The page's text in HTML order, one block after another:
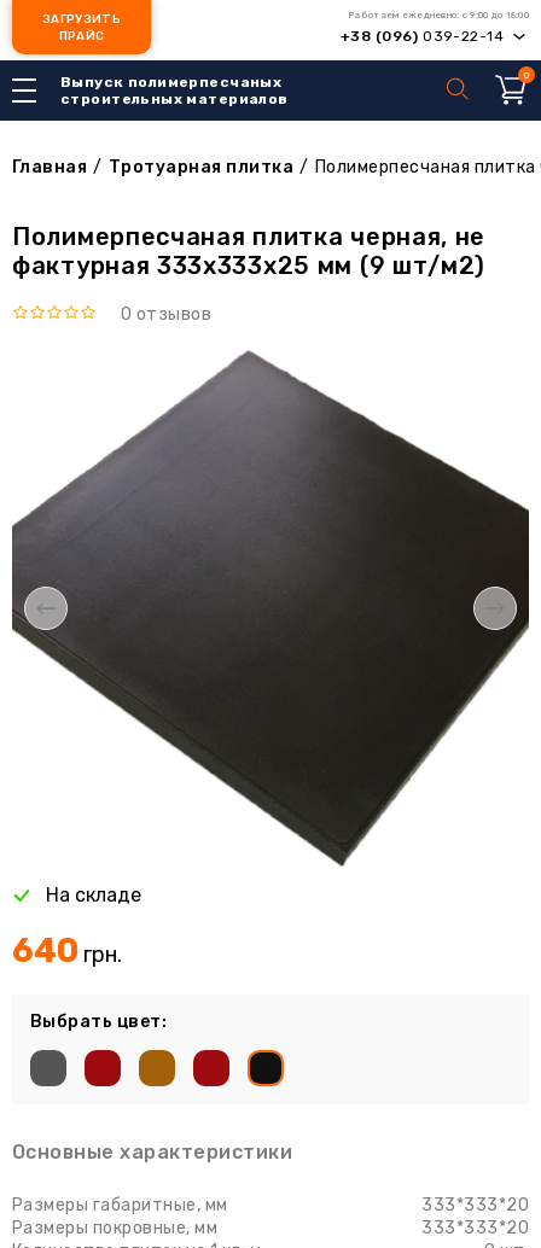
ЗАГРУЗИТЬ
ПРАЙС
Работаем ежедневно: с 9:00 до 18:00
+38 (096) 039-22-14
Выпуск полимерпесчаных
строительных материалов
0
Главная / Тротуарная плитка / Полимерпесчаная
Полимерпесчаная плитка черная, не
фактурная 333х333х25 мм (9 шт/м2)
0 отзывов
На складе
640 грн.
Выбрать цвет:
Основные характеристики
Размеры габаритные, мм
333*333*20
Размеры покровные, мм
333*333*20